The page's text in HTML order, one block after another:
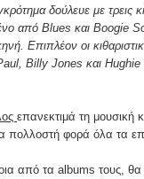
δούλευε με τρεις
από Blues και Boogie
Επιπλέον οι
Billy Jones και
επανεκτιμά τη μουσική
πολλοστή φορά όλα τα
από τα albums τους, θα